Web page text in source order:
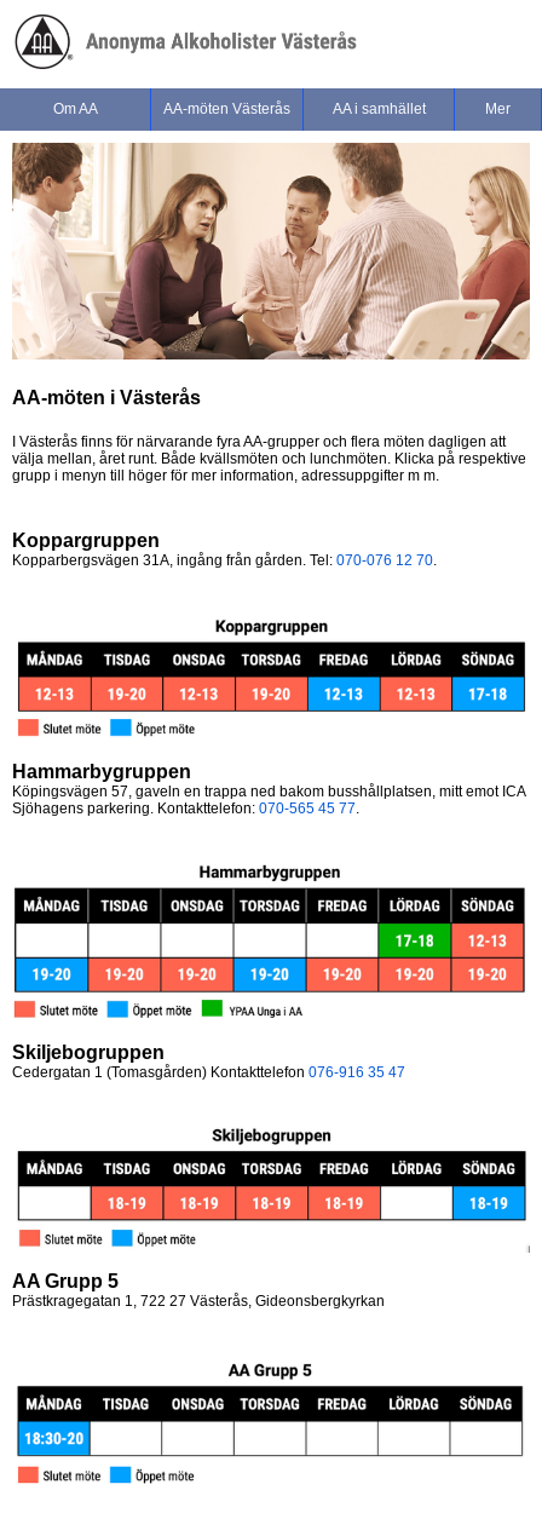
Om AA AA-möten Västerås AA i samhället Mer
AA-möten i Västerås
I Västerås finns för närvarande fyra AA-grupper och flera möten dagligen att
välja mellan, året runt. Både kvällsmöten och lunchmöten. Klicka på respektive
grupp i menyn till höger för mer information, adressuppgifter m m.
Koppargruppen
Kopparbergsvägen 31A, ingång från gården. Tel: 070-076 12 70
Hammarbygruppen
Köpingsvägen 57, gaveln en trappa ned bakom busshållplatsen, mitt emot ICA
Sjöhagens parkering. Kontakttelefon: 070-565 45 77.
Skiljebogruppen
Cedergatan 1 (Tomasgården) Kontakttelefon 076-916 35 47
AA Grupp 5
Prästkragegatan 1, 722 27 Västerås, Gideonsbergkyrkan